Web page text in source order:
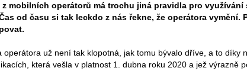
z mobilních operátorů má trochu jiná pravidla pro
od času si tak leckdo z nás řekne, že operátora vymění.
operátora už není tak klopotná, jak tomu bývalo dříve, a to díky
která vešla v platnost 1. dubna roku 2020 a jež výrazně